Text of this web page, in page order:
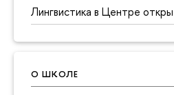
Лингвистика в Центре
О ШКОЛЕ